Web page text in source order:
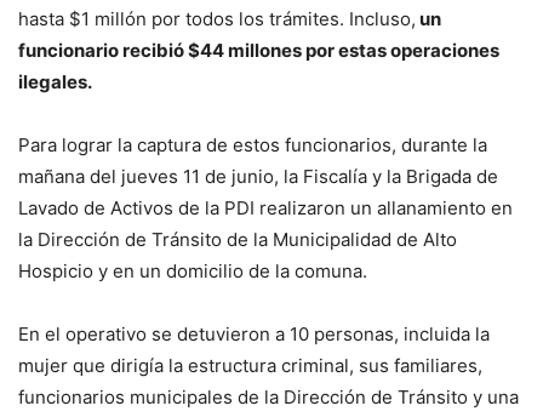
hasta $1 millón por todos los trámites. Incluso, un
funcionario recibió $44 millones por estas operaciones
ilegales.
Para lograr la captura de estos funcionarios, durante la
mañana del jueves 11 de junio, la Fiscalía y la Brigada de
Lavado de Activos de la PDI realizaron un allanamiento en
la Dirección de Tránsito de la Municipalidad de Alto
Hospicio y en un domicilio de la comuna.
En el operativo se detuvieron a 10 personas, incluida la
mujer que dirigía la estructura criminal, sus familiares,
funcionarios municipales de la Dirección de Tránsito y una